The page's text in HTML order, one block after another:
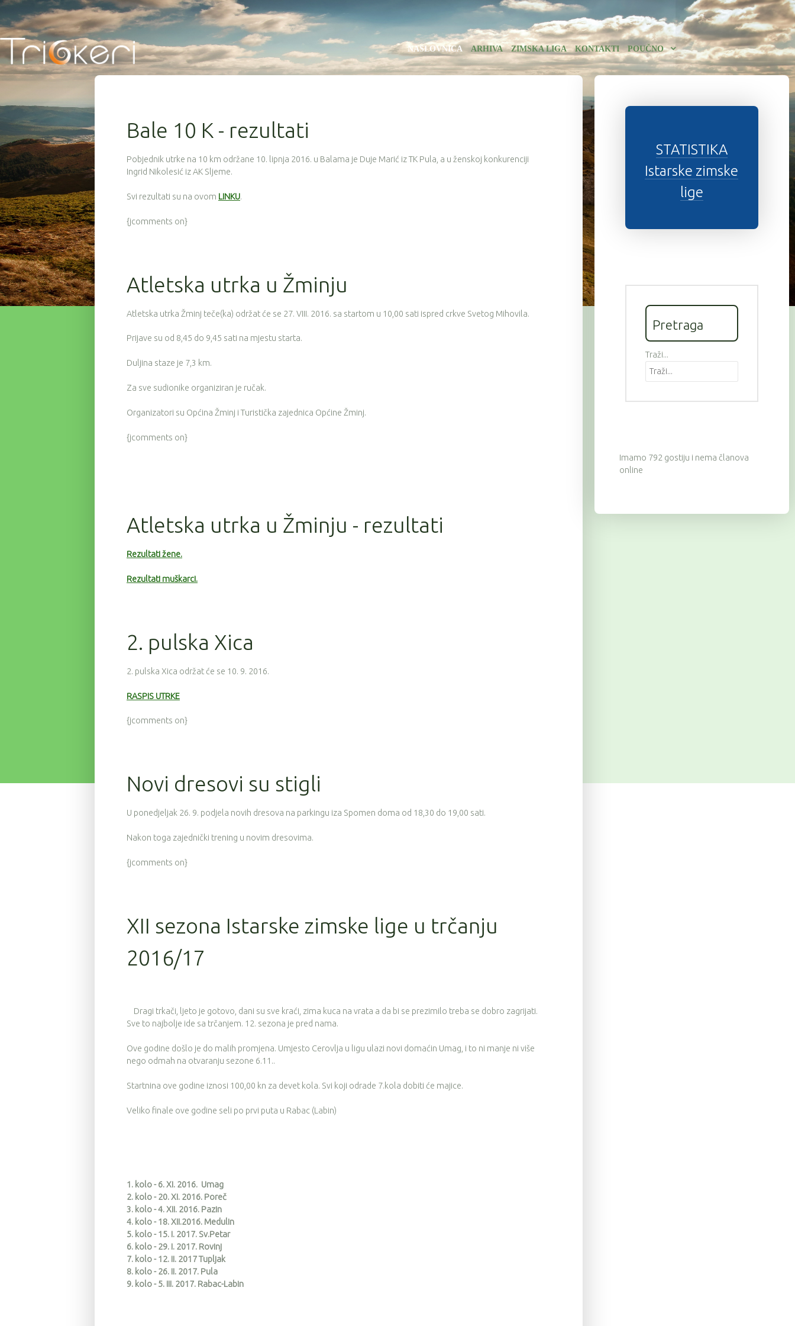
NASLOVNICA ARHIVA ZIMSKA LIGA KONTAKTI POUČNO
Bale 10 K - rezultati
Pobjednik utrke na 10 km održane 10. lipnja 2016. u Balama je Duje Marić iz TK Pula, a u ženskoj konkurenciji
Ingrid Nikolesić iz AK Sljeme.
Svi rezultati su na ovom LINKU.
{jcomments on}
Atletska utrka u Žminju
Atletska utrka Žminj teče(ka) održat će se 27. VIII. 2016. sa startom u 10,00 sati ispred crkve Svetog Mihovila.
Prijave su od 8,45 do 9,45 sati na mjestu starta.
Duljina staze je 7,3 km.
Za sve sudionike organiziran je ručak.
Organizatori su Općina Žminj i Turistička zajednica Općine Žminj.
{jcomments on}
Atletska utrka u Žminju - rezultati
Rezultati žene.
Rezultati muškarci.
2. pulska Xica
2. pulska Xica održat će se 10. 9. 2016.
RASPIS UTRKE
{jcomments on}
Novi dresovi su stigli
U ponedjeljak 26. 9. podjela novih dresova na parkingu iza Spomen doma od 18,30 do 19,00 sati.
Nakon toga zajednički trening u novim dresovima.
{jcomments on}
XII sezona Istarske zimske lige u trčanju
2016/17
Dragi trkači, ljeto je gotovo, dani su sve kraći, zima kuca na vrata a da bi se prezimilo treba se dobro zagrijati.
Sve to najbolje ide sa trčanjem. 12. sezona je pred nama.
Ove godine došlo je do malih promjena. Umjesto Cerovlja u ligu ulazi novi domaćin Umag, i to ni manje ni više
nego odmah na otvaranju sezone 6.11..
Startnina ove godine iznosi 100,00 kn za devet kola. Svi koji odrade 7.kola dobiti će majice.
Veliko finale ove godine seli po prvi puta u Rabac (Labin)
1. kolo - 6. XI. 2016. Umag
2. kolo - 20. XI. 2016. Poreč
3. kolo - 4. XII. 2016. Pazin
4. kolo - 18. XII.2016. Medulin
5. kolo - 15. I. 2017. Sv.Petar
6. kolo - 29. I. 2017. Rovinj
7. kolo - 12. II. 2017 Tupljak
8. kolo - 26. II. 2017. Pula
9. kolo - 5. III. 2017. Rabac-Labin
STATISTIKA
Istarske zimske
lige
Pretraga
Traži...
Imamo 792 gostiju i nema članova
online